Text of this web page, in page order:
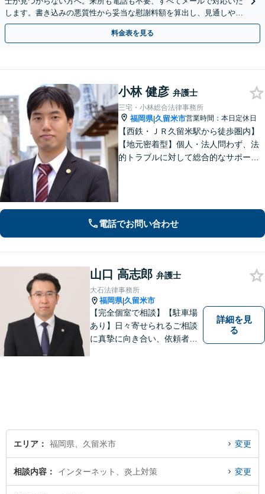
します。書き込みの悪質性から妥当な慰謝料額を算出し、見通しや費
用面のリスクも包み隠さずお伝えしサポートします。
料金表を見る
小林 健彦 弁護士
三宅・小林総合法律事務所
福岡県|久留米市営業時間：本日定休日
【西鉄・ＪＲ久留米駅から徒歩圏内】
【地元密着型】個人・法人問わず、法
的トラブルに対して総合的なサポート
電話でお問い合わせ
山口 高志郎 弁護士
大石法律事務所
福岡県|久留米市
【完全個室で相談】【駐車場
あり】日々寄せられるご相談
に真摯に向き合い、依頼者の
いいたします。
詳細を見
る
エリア 福岡県、久留米市 変更
相談内容 インターネット、炎上対策 変更